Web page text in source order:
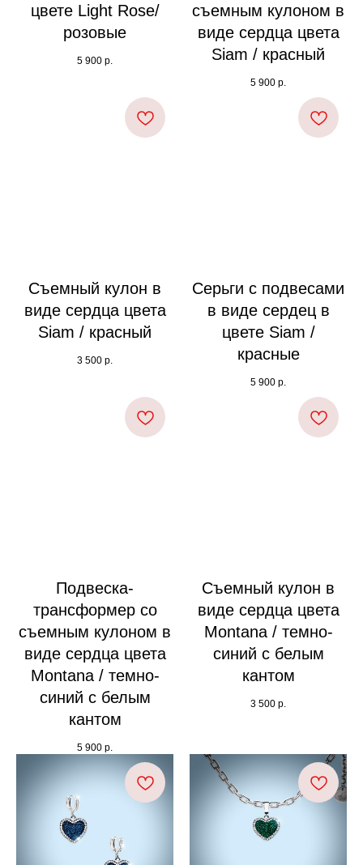
цвете Light Rose/
розовые
5 900 р.
съемным кулоном в
виде сердца цвета
Siam / красный
5 900 р.
Съемный кулон в
виде сердца цвета
Siam / красный
3 500 р.
Серьги с подвесами
в виде сердец в
цвете Siam /
красные
5 900 р.
Подвеска-
трансформер со
съемным кулоном в
виде сердца цвета
Montana / темно-
синий с белым
кантом
5 900 р.
Съемный кулон в
виде сердца цвета
Montana / темно-
синий с белым
кантом
3 500 р.